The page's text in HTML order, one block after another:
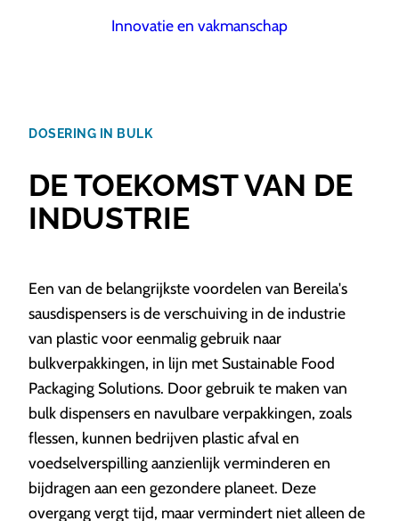
Innovatie en vakmanschap
DOSERING IN BULK
DE TOEKOMST VAN DE
INDUSTRIE
Een van de belangrijkste voordelen van Bereila's
sausdispensers is de verschuiving in de industrie
van plastic voor eenmalig gebruik naar
bulkverpakkingen, in lijn met Sustainable Food
Packaging Solutions. Door gebruik te maken van
bulk dispensers en navulbare verpakkingen, zoals
flessen, kunnen bedrijven plastic afval en
voedselverspilling aanzienlijk verminderen en
bijdragen aan een gezondere planeet. Deze
overgang vergt tijd, maar vermindert niet alleen de